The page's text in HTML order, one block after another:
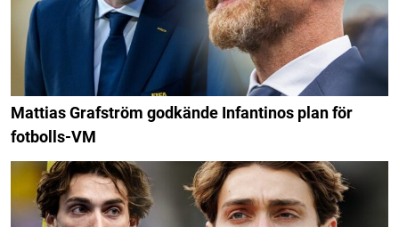
Mattias Grafström godkände Infantinos plan för
fotbolls-VM